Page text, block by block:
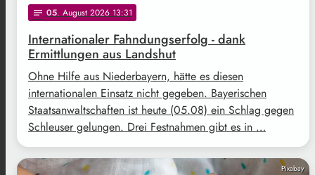
notes 05. August 2026 13:31
Internationaler Fahndungserfolg - dank
Ermittlungen aus Landshut
Ohne Hilfe aus Niederbayern, hätte es diesen
internationalen Einsatz nicht gegeben. Bayerischen
Staatsanwaltschaften ist heute (05.08) ein Schlag gegen
Schleuser gelungen. Drei Festnahmen gibt es in …
Pixabay